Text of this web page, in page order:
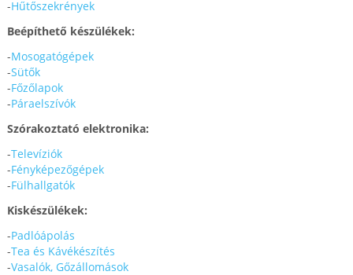
-Hűtőszekrények
Beépíthető készülékek:
-Mosogatógépek
-Sütők
-Főzőlapok
-Páraelszívók
Szórakoztató elektronika:
-Televíziók
-Fényképezőgépek
-Fülhallgatók
Kiskészülékek:
-Padlóápolás
-Tea és Kávékészítés
-Vasalók, Gőzállomások